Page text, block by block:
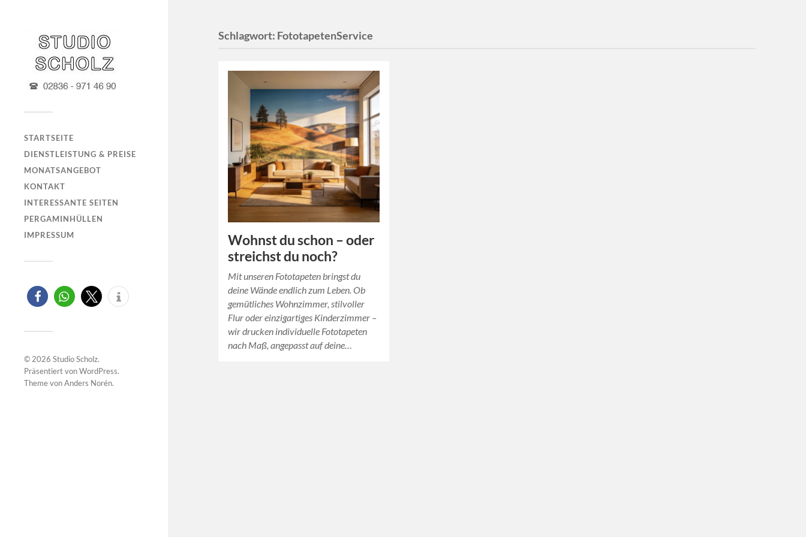
STARTSEITE
DIENSTLEISTUNG & PREISE
MONATSANGEBOT
KONTAKT
INTERESSANTE SEITEN
PERGAMINHÜLLEN
IMPRESSUM
© 2026 Studio Scholz.
Präsentiert vonWordPress.
Theme vonAnders Norén.
Schlagwort: FototapetenService
Wohnst du schon – oder
streichst du noch?
Mit unseren Fototapeten bringst du
deine Wände endlich zum Leben. Ob
gemütliches Wohnzimmer, stilvoller
Flur oder einzigartiges Kinderzimmer –
wir drucken individuelle Fototapeten
nach Maß, angepasst auf deine…